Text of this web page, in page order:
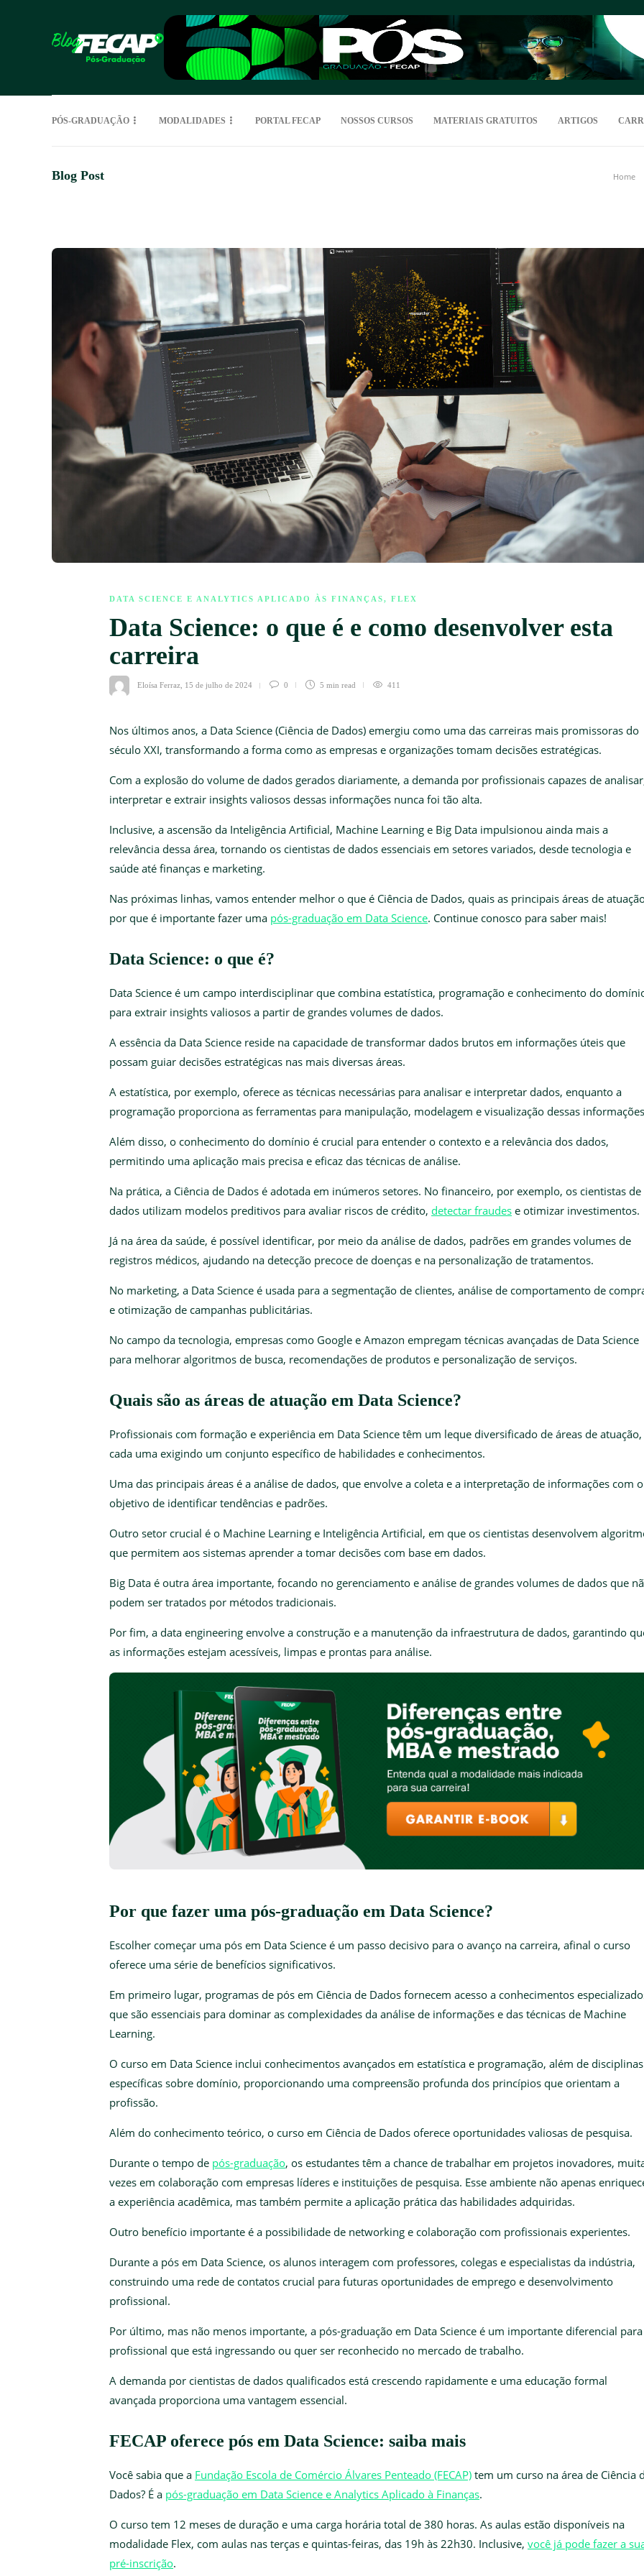
PÓS-GRADUAÇÃO MODALIDADES PORTAL FECAP NOSSOS CURSOS MATERIAIS GRATUITOS ARTIGOS
Blog Post Home
DATA SCIENCE E ANALYTICS APLICADO ÀS FINANÇAS, FLEX
Data Science: o que é e como desenvolver esta
carreira
Eloísa Ferraz 15 de julho de 2024 0 5 min read 411
Nos últimos anos, a Data Science (Ciência de Dados) emergiu como uma das carreiras mais promissoras do
século XXI, transformando a forma como as empresas e organizações tomam decisões estratégicas.
Com a explosão do volume de dados gerados diariamente, a demanda por profissionais capazes de
interpretar e extrair insights valiosos dessas informações nunca foi tão alta.
Inclusive, a ascensão da Inteligência Artificial, Machine Learning e Big Data impulsionou ainda mais a
relevância dessa área, tornando os cientistas de dados essenciais em setores variados, desde tecnologia e
saúde até finanças e marketing.
Nas próximas linhas, vamos entender melhor o que é Ciência de Dados, quais as principais áreas de
por que é importante fazer uma pós-graduação em Data Science. Continue conosco para saber mais!
Data Science: o que é?
Data Science é um campo interdisciplinar que combina estatística, programação e conhecimento do
para extrair insights valiosos a partir de grandes volumes de dados.
A essência da Data Science reside na capacidade de transformar dados brutos em informações úteis que
possam guiar decisões estratégicas nas mais diversas áreas.
A estatística, por exemplo, oferece as técnicas necessárias para analisar e interpretar dados, enquanto a
programação proporciona as ferramentas para manipulação, modelagem e visualização dessas
Além disso, o conhecimento do domínio é crucial para entender o contexto e a relevância dos dados,
permitindo uma aplicação mais precisa e eficaz das técnicas de análise.
Na prática, a Ciência de Dados é adotada em inúmeros setores. No financeiro, por exemplo, os cientistas de
dados utilizam modelos preditivos para avaliar riscos de crédito, detectar fraudes e otimizar investimentos.
Já na área da saúde, é possível identificar, por meio da análise de dados, padrões em grandes volumes de
registros médicos, ajudando na detecção precoce de doenças e na personalização de tratamentos.
No marketing, a Data Science é usada para a segmentação de clientes, análise de comportamento de
e otimização de campanhas publicitárias.
No campo da tecnologia, empresas como Google e Amazon empregam técnicas avançadas de Data Science
para melhorar algoritmos de busca, recomendações de produtos e personalização de serviços.
Quais são as áreas de atuação em Data Science?
Profissionais com formação e experiência em Data Science têm um leque diversificado de áreas de atuação,
cada uma exigindo um conjunto específico de habilidades e conhecimentos.
Uma das principais áreas é a análise de dados, que envolve a coleta e a interpretação de informações com o
objetivo de identificar tendências e padrões.
Outro setor crucial é o Machine Learning e Inteligência Artificial, em que os cientistas desenvolvem
que permitem aos sistemas aprender a tomar decisões com base em dados.
Big Data é outra área importante, focando no gerenciamento e análise de grandes volumes de dados que
podem ser tratados por métodos tradicionais.
Por fim, a data engineering envolve a construção e a manutenção da infraestrutura de dados, garantindo
as informações estejam acessíveis, limpas e prontas para análise.
Por que fazer uma pós-graduação em Data Science?
Escolher começar uma pós em Data Science é um passo decisivo para o avanço na carreira, afinal o curso
oferece uma série de benefícios significativos.
Em primeiro lugar, programas de pós em Ciência de Dados fornecem acesso a conhecimentos
que são essenciais para dominar as complexidades da análise de informações e das técnicas de Machine
Learning.
O curso em Data Science inclui conhecimentos avançados em estatística e programação, além de disciplinas
específicas sobre domínio, proporcionando uma compreensão profunda dos princípios que orientam a
profissão.
Além do conhecimento teórico, o curso em Ciência de Dados oferece oportunidades valiosas de pesquisa.
Durante o tempo de pós-graduação, os estudantes têm a chance de trabalhar em projetos inovadores,
vezes em colaboração com empresas líderes e instituições de pesquisa. Esse ambiente não apenas
a experiência acadêmica, mas também permite a aplicação prática das habilidades adquiridas.
Outro benefício importante é a possibilidade de networking e colaboração com profissionais experientes.
Durante a pós em Data Science, os alunos interagem com professores, colegas e especialistas da indústria,
construindo uma rede de contatos crucial para futuras oportunidades de emprego e desenvolvimento
profissional.
Por último, mas não menos importante, a pós-graduação em Data Science é um importante diferencial
profissional que está ingressando ou quer ser reconhecido no mercado de trabalho.
A demanda por cientistas de dados qualificados está crescendo rapidamente e uma educação formal
avançada proporciona uma vantagem essencial.
FECAP oferece pós em Data Science: saiba mais
Você sabia que a Fundação Escola de Comércio Álvares Penteado (FECAP) tem um curso na área de Ciência
Dados? É a pós-graduação em Data Science e Analytics Aplicado à Finanças.
O curso tem 12 meses de duração e uma carga horária total de 380 horas. As aulas estão disponíveis na
modalidade Flex, com aulas nas terças e quintas-feiras, das 19h às 22h30. Inclusive, você já pode fazer a
pré-inscrição.